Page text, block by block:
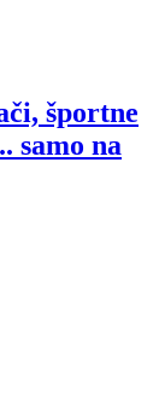
športne
samo na